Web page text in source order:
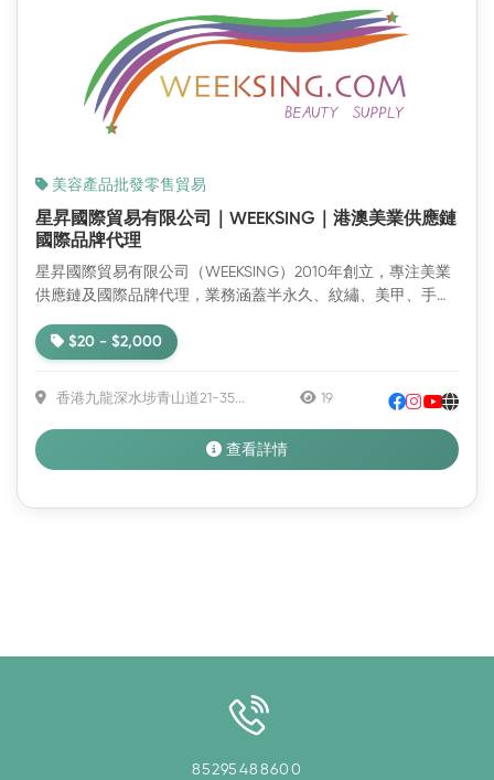
美容產品批發零售貿易
星昇國際貿易有限公司｜WEEKSING｜港澳美業供應鏈
國際品牌代理
星昇國際貿易有限公司（WEEKSING）2010年創立，專注美業
供應鏈及國際品牌代理，業務涵蓋半永久、紋繡、美甲、手足
$20 - $2,000
香港九龍深水埗青山道21-35... 19
查看詳情
85295488600